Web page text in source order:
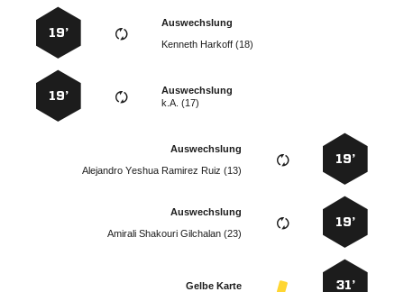
Auswechslung
  
19’
Auswechslung
k.A. (17)
19’
19’
Auswechslung
    
19’
Auswechslung
   
31’
Gelbe Karte